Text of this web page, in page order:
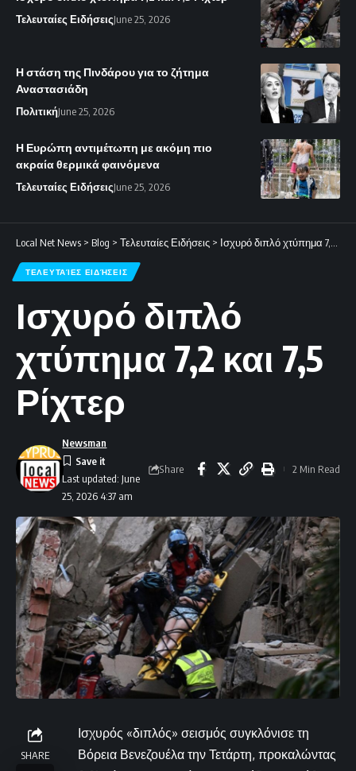
Τελευταίες ΕιδήσειςJune 25, 2026
Η στάση της Πινδάρου για το ζήτημα
Αναστασιάδη
ΠολιτικήJune 25, 2026
Η Ευρώπη αντιμέτωπη με ακόμη πιο
ακραία θερμικά φαινόμενα
Τελευταίες ΕιδήσειςJune 25, 2026
Local Net News > Blog > Τελευταίες Ειδήσεις > Ισχυρό διπλό χτύπημα 7,2 και 7,5 Ρίχτερ
ΤΕΛΕΥΤΑΊΕΣ ΕΙΔΉΣΕΙΣ
Ισχυρό διπλό
χτύπημα 7,2 και 7,5
Ρίχτερ
Last updated: June
25, 2026 4:37 am
Newsman
Share 2 Min Read
SHARE
Ισχυρός «διπλός» σεισμός συγκλόνισε τη
Βόρεια Βενεζουέλα την Τετάρτη, προκαλώντας